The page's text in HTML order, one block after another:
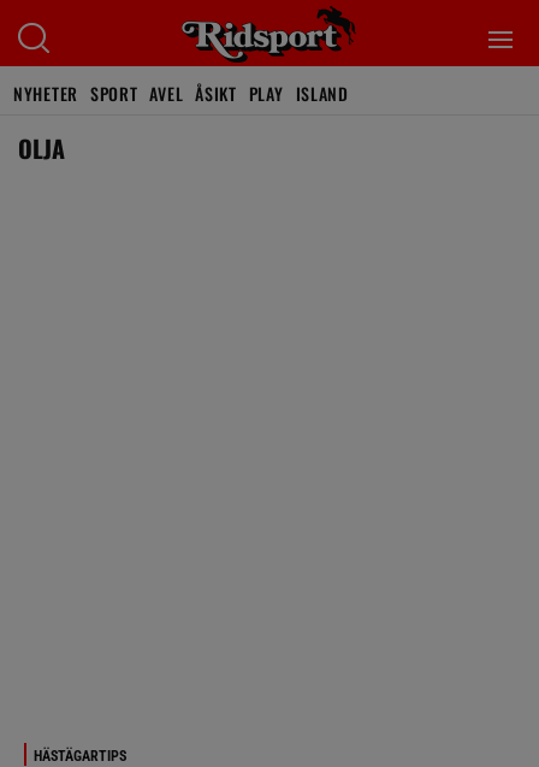
NYHETER SPORT AVEL ÅSIKT PLAY ISLAND
OLJA
HÄSTÄGARTIPS